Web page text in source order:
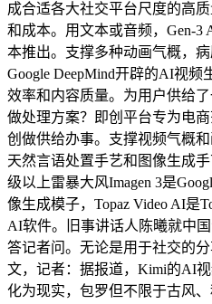
成合适各大社交平台尺度的高
和成本。用文本或音频，Gen-3
本推出。支撑多种动画气概，
Google DeepMind开辟的AI视
效率和内容质量。为用户供给
做处理方案？即创平台专为电
创做供给办事。支撑视频气概
天然言语处置手艺和图像生成
级以上雷暴大风Imagen 3是
像生成模子，Topaz Video AI是
AI软件。旧事讲话人陈曦就中
答记者问。无论是用于社交的
文，记者：据报道，Kimi的AI
化为现实，包罗但不限于古风